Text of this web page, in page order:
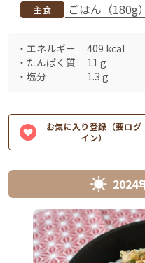
主食 ごはん（180g）
・ エネルギー 409 kcal
・ たんぱく質 11 g
・ 塩分 1.3 g
お気に入り登録（要ログ
イン）
2024